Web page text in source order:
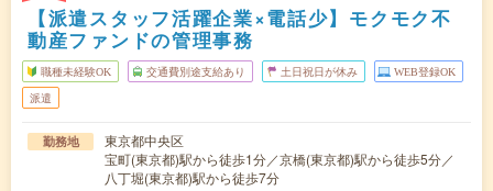
【派遣スタッフ活躍企業×電話少】モクモク不
動産ファンドの管理事務
職種未経験OK 交通費別途支給あり 土日祝日が休み WEB登録OK
派遣
勤務地
東京都中央区
宝町(東京都)駅から徒歩1分／京橋(東京都)駅から徒歩5分／
八丁堀(東京都)駅から徒歩7分